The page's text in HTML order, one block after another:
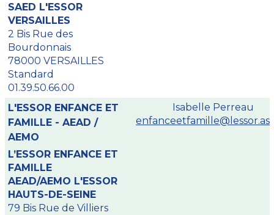
SAED L'ESSOR
VERSAILLES
2 Bis Rue des
Bourdonnais
78000 VERSAILLES
Standard
01.39.50.66.00
L'ESSOR ENFANCE ET
FAMILLE - AEAD /
AEMO
L’ESSOR ENFANCE ET
FAMILLE
AEAD/AEMO L'ESSOR
HAUTS-DE-SEINE
79 Bis Rue de Villiers
Isabelle Perreau